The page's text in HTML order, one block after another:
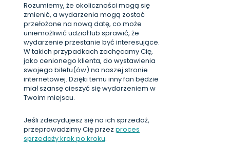
Rozumiemy, że okoliczności mogą się
zmienić, a wydarzenia mogą zostać
przełożone na nową datę, co może
uniemożliwić udział lub sprawić, że
wydarzenie przestanie być interesujące.
W takich przypadkach zachęcamy Cię,
jako cenionego klienta, do wystawienia
swojego biletu(ów) na naszej stronie
internetowej. Dzięki temu inny fan będzie
miał szansę cieszyć się wydarzeniem w
Twoim miejscu.
Jeśli zdecydujesz się na ich sprzedaż,
przeprowadzimy Cię przez proces
sprzedaży krok po kroku.